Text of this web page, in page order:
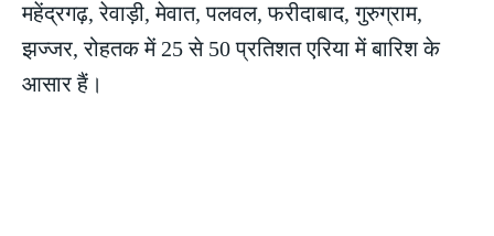
महेंद्रगढ़, रेवाड़ी, मेवात, पलवल, फरीदाबाद, गुरुग्राम,
झज्जर, रोहतक में 25 से 50 प्रतिशत एरिया में बारिश के
आसार हैं।